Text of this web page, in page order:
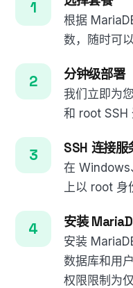
根据
数，随时可
分钟级部署
我们立即为
和 root SSH
SSH 连接服
在 Windows
上以 root 身
安装
安装
数据库和用
权限限制为